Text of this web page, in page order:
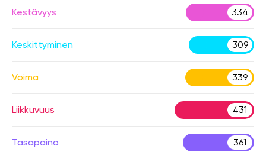
Kestävyys 334
Keskittyminen 309
Voima 339
Liikkuvuus 431
Tasapaino 361